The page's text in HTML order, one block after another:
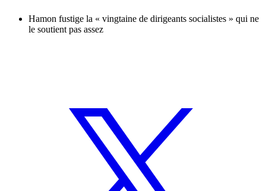
Hamon fustige la « vingtaine de dirigeants socialistes » qui ne
le soutient pas assez